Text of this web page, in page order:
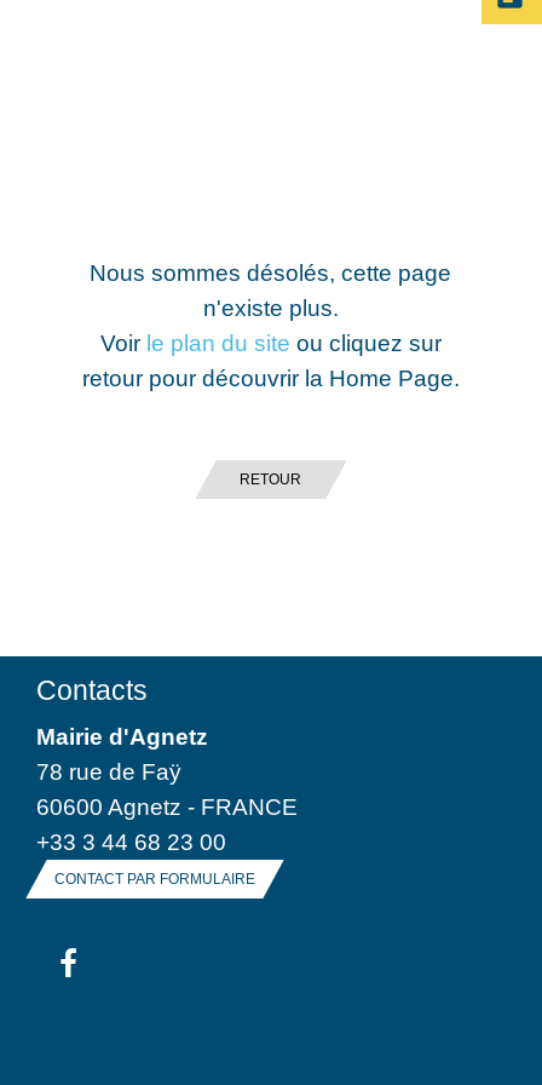
Nous sommes désolés, cette page
n'existe plus.
Voir le plan du site ou cliquez sur
retour pour découvrir la Home Page.
RETOUR
Contacts
Mairie d'Agnetz
78 rue de Faÿ
60600 Agnetz - FRANCE
+33 3 44 68 23 00
CONTACT PAR FORMULAIRE